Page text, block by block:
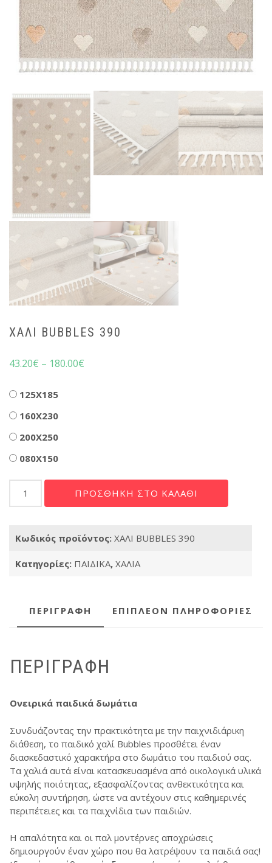
ΧΑΛΙ BUBBLES 390
43.20€ – 180.00€
125X185
160X230
200X250
080X150
BUBBLES
ΠΡΟΣΘΉΚΗ ΣΤΟ ΚΑΛΆΘΙ
Κωδικός προϊόντος: ΧΑΛΙ BUBBLES 390
Κατηγορίες: ΠΑΙΔΙΚΑ, ΧΑΛΙΑ
ΠΕΡΙΓΡΑΦΉ ΕΠΙΠΛΈΟΝ ΠΛΗΡΟΦΟΡΊΕΣ
ΠΕΡΙΓΡΑΦΉ
Ονειρικά παιδικά δωμάτια
Συνδυάζοντας την πρακτικότητα με την παιχνιδιάρικη
διάθεση, το παιδικό χαλί Bubbles προσθέτει έναν
διασκεδαστικό χαρακτήρα στο δωμάτιο του παιδιού σας.
Τα χαλιά αυτά είναι κατασκευασμένα από οικολογικά υλικά
υψηλής ποιότητας, εξασφαλίζοντας ανθεκτικότητα και
εύκολη συντήρηση, ώστε να αντέχουν στις καθημερινές
περιπέτειες και τα παιχνίδια των παιδιών.
Η απαλότητα και οι παλ μοντέρνες αποχρώσεις
δημιουργούν έναν χώρο που θα λατρέψουν τα παιδιά σας!